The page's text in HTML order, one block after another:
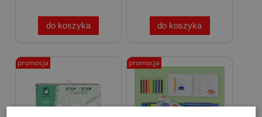
do koszyka do koszyka
promocja promocja